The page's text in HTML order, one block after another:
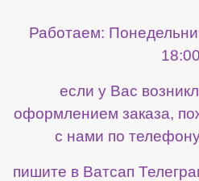
Работаем:
18:00
если у Вас
оформлением заказа,
с нами по
пишите в Ватсап